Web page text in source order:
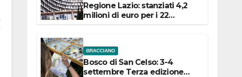
Regione Lazio: stanziati 4,2
milioni di euro per i 22
BRACCIANO
Bosco di San Celso: 3-4
settembre Terza edizione